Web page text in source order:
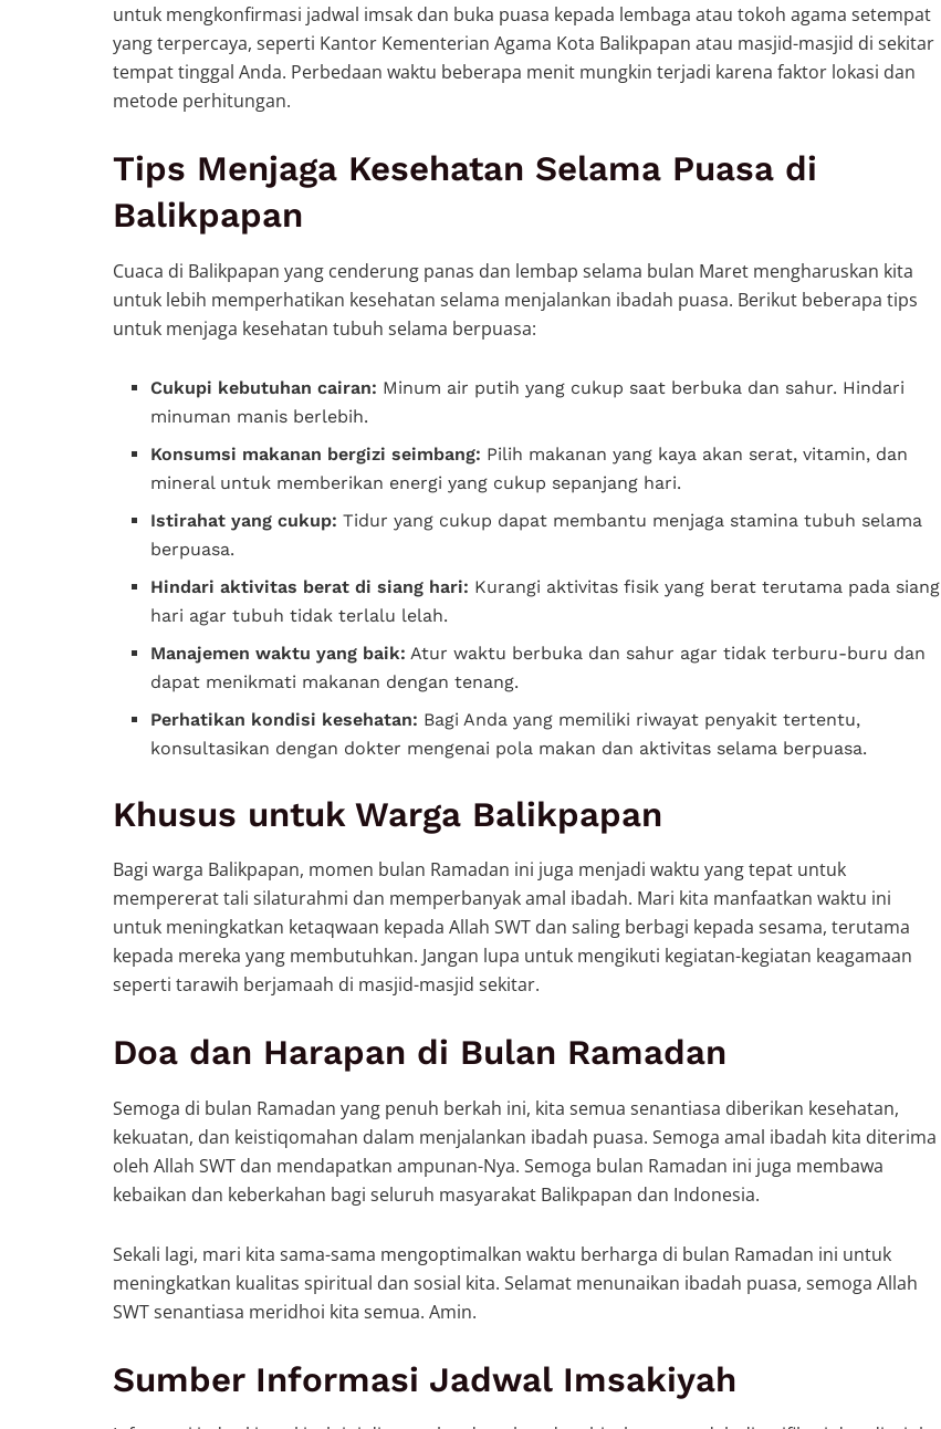
untuk mengkonfirmasi jadwal imsak dan buka puasa kepada lembaga atau tokoh agama setempat
yang terpercaya, seperti Kantor Kementerian Agama Kota Balikpapan atau masjid-masjid di sekitar
tempat tinggal Anda. Perbedaan waktu beberapa menit mungkin terjadi karena faktor lokasi dan
metode perhitungan.
Tips Menjaga Kesehatan Selama Puasa di
Balikpapan
Cuaca di Balikpapan yang cenderung panas dan lembap selama bulan Maret mengharuskan kita
untuk lebih memperhatikan kesehatan selama menjalankan ibadah puasa. Berikut beberapa tips
untuk menjaga kesehatan tubuh selama berpuasa:
Cukupi kebutuhan cairan: Minum air putih yang cukup saat berbuka dan sahur. Hindari
minuman manis berlebih.
Konsumsi makanan bergizi seimbang: Pilih makanan yang kaya akan serat, vitamin, dan
mineral untuk memberikan energi yang cukup sepanjang hari.
Istirahat yang cukup: Tidur yang cukup dapat membantu menjaga stamina tubuh selama
berpuasa.
Hindari aktivitas berat di siang hari: Kurangi aktivitas fisik yang berat terutama pada siang
hari agar tubuh tidak terlalu lelah.
Manajemen waktu yang baik: Atur waktu berbuka dan sahur agar tidak terburu-buru dan
dapat menikmati makanan dengan tenang.
Perhatikan kondisi kesehatan: Bagi Anda yang memiliki riwayat penyakit tertentu,
konsultasikan dengan dokter mengenai pola makan dan aktivitas selama berpuasa.
Khusus untuk Warga Balikpapan
Bagi warga Balikpapan, momen bulan Ramadan ini juga menjadi waktu yang tepat untuk
mempererat tali silaturahmi dan memperbanyak amal ibadah. Mari kita manfaatkan waktu ini
untuk meningkatkan ketaqwaan kepada Allah SWT dan saling berbagi kepada sesama, terutama
kepada mereka yang membutuhkan. Jangan lupa untuk mengikuti kegiatan-kegiatan keagamaan
seperti tarawih berjamaah di masjid-masjid sekitar.
Doa dan Harapan di Bulan Ramadan
Semoga di bulan Ramadan yang penuh berkah ini, kita semua senantiasa diberikan kesehatan,
kekuatan, dan keistiqomahan dalam menjalankan ibadah puasa. Semoga amal ibadah kita diterima
oleh Allah SWT dan mendapatkan ampunan-Nya. Semoga bulan Ramadan ini juga membawa
kebaikan dan keberkahan bagi seluruh masyarakat Balikpapan dan Indonesia.
Sekali lagi, mari kita sama-sama mengoptimalkan waktu berharga di bulan Ramadan ini untuk
meningkatkan kualitas spiritual dan sosial kita. Selamat menunaikan ibadah puasa, semoga Allah
SWT senantiasa meridhoi kita semua. Amin.
Sumber Informasi Jadwal Imsakiyah